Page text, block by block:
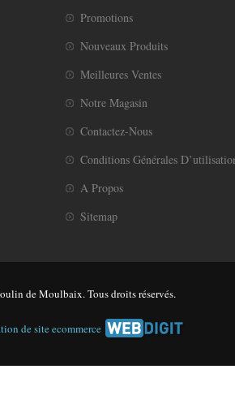
Promotions
Nouveaux Produits
Meilleures Ventes
Notre Magasin
Contactez-Nous
Conditions Générales
A Propos
Sitemap
de Moulbaix. Tous droits réservés.
de site ecommerce